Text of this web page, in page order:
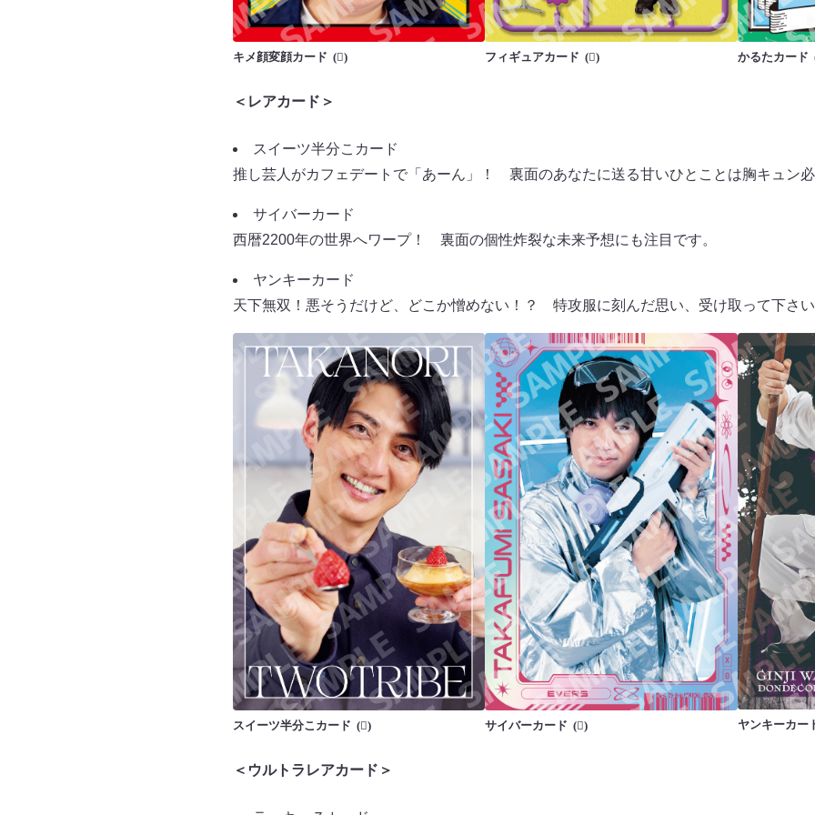
キメ顔変顔カード フィギュアカード かるたカード
＜レアカード＞
スイーツ半分こカード
推し芸人がカフェデートで「あーん」！ 裏面のあなたに送る甘いひとことは胸キュン
サイバーカード
西暦2200年の世界へワープ！ 裏面の個性炸裂な未来予想にも注目です。
ヤンキーカード
天下無双！悪そうだけど、どこか憎めない！？ 特攻服に刻んだ思い、受け取って下さ
スイーツ半分こカード サイバーカード ヤンキーカー
＜ウルトラレアカード＞